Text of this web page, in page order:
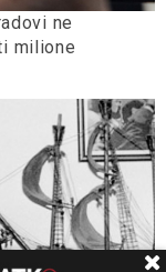
ne
milione